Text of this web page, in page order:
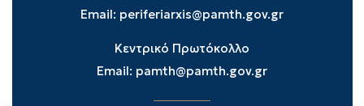
Email: periferiarxis@pamth.gov.gr
Κεντρικό Πρωτόκολλο
Email: pamth@pamth.gov.gr